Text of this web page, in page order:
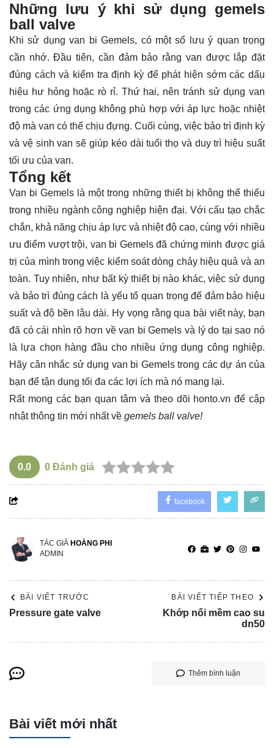
Những lưu ý khi sử dụng gemels
ball valve
Khi sử dụng van bi Gemels, có một số lưu ý quan trọng
cần nhớ. Đầu tiên, cần đảm bảo rằng van được lắp đặt
đúng cách và kiểm tra định kỳ để phát hiện sớm các dấu
hiệu hư hỏng hoặc rò rỉ. Thứ hai, nên tránh sử dụng van
trong các ứng dụng không phù hợp với áp lực hoặc nhiệt
độ mà van có thể chịu đựng. Cuối cùng, việc bảo trì định kỳ
và vệ sinh van sẽ giúp kéo dài tuổi thọ và duy trì hiệu suất
tối ưu của van.
Tổng kết
Van bi Gemels là một trong những thiết bị không thể thiếu
trong nhiều ngành công nghiệp hiện đại. Với cấu tạo chắc
chắn, khả năng chịu áp lực và nhiệt độ cao, cùng với nhiều
ưu điểm vượt trội, van bi Gemels đã chứng minh được giá
trị của mình trong việc kiểm soát dòng chảy hiệu quả và an
toàn. Tuy nhiên, như bất kỳ thiết bị nào khác, việc sử dụng
và bảo trì đúng cách là yếu tố quan trọng để đảm bảo hiệu
suất và độ bền lâu dài. Hy vọng rằng qua bài viết này, bạn
đã có cái nhìn rõ hơn về van bi Gemels và lý do tại sao nó
là lựa chọn hàng đầu cho nhiều ứng dụng công nghiệp.
Hãy cân nhắc sử dụng van bi Gemels trong các dự án của
bạn để tận dụng tối đa các lợi ích mà nó mang lại.
Rất mong các bạn quan tâm và theo dõi honto.vn để cập
nhật thông tin mới nhất về gemels ball valve!
0.0 0 Đánh giá
facebook
TÁC GIẢ HOÀNG PHI
ADMIN
BÀI VIẾT TRƯỚC
Pressure gate valve
BÀI VIẾT TIẾP THEO
Khớp nối mềm cao su
dn50
Thêm bình luận
Bài viết mới nhất